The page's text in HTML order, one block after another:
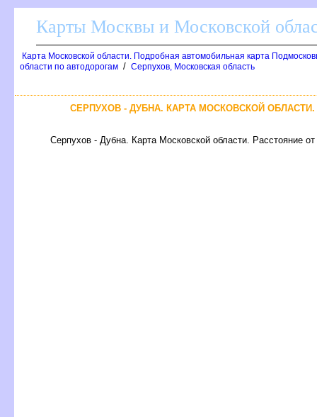
Карты Москвы и Московской
Карта Московской области. Подробная автомобильная карта
области по автодорогам / Серпухов, Московская область
СЕРПУХОВ - ДУБНА. КАРТА МОСКОВСКОЙ
Серпухов - Дубна. Карта Московской области. Расстояние